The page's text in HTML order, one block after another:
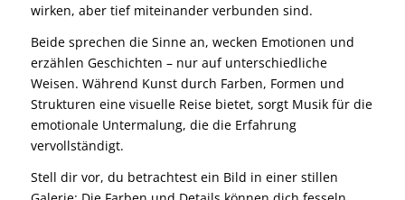
wirken, aber tief miteinander verbunden sind.
Beide sprechen die Sinne an, wecken Emotionen und
erzählen Geschichten – nur auf unterschiedliche
Weisen. Während Kunst durch Farben, Formen und
Strukturen eine visuelle Reise bietet, sorgt Musik für die
emotionale Untermalung, die die Erfahrung
vervollständigt.
Stell dir vor, du betrachtest ein Bild in einer stillen